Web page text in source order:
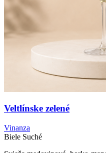
Veltlínske zelené
Vinanza
Biele Suché